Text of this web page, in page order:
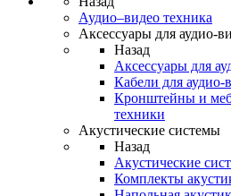
Аудио–видео техника
Аксессуары для аудио-
Назад
Аксессуары для
Кабели для аудио-
Кронштейны и
техники
Акустические системы
Назад
Акустические
Комплекты